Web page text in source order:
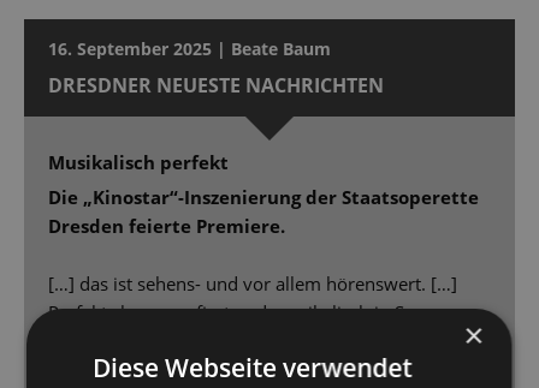
16. September 2025 | Beate Baum
DRESDNER NEUESTE NACHRICHTEN
Musikalisch perfekt
Die „Kinostar“-Inszenierung der Staatsoperette
Dresden feierte Premiere.
[…] das ist sehens- und vor allem hörenswert. […]
Perfekt choreografiert und musikalisch in Szene
gesetzt, kann man sich mit „Kinostar“ [...] 90 Minuten
lang unterhalten lassen. […] Dimitra Kalaitzi macht
×
Diese Webseite verwendet